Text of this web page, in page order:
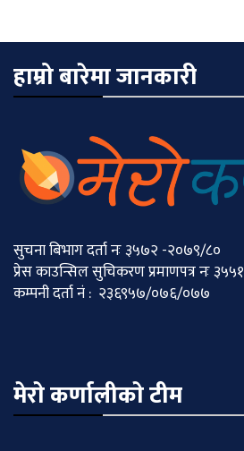
हाम्रो बारेमा जानकारी
सुचना बिभाग दर्ता नः ३५७२ -२०७९/८०
प्रेस काउन्सिल सुचिकरण प्रमाणपत्र नः ३५५१
कम्पनी दर्ता नं : २३६९५७/०७६/०७७
मेराे कर्णालीकाे टीम